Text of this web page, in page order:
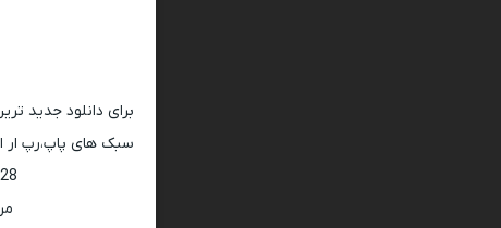
برای دانلود جدید
سبک های پاپ،رپ ار
128 و 320 به رسانه ی